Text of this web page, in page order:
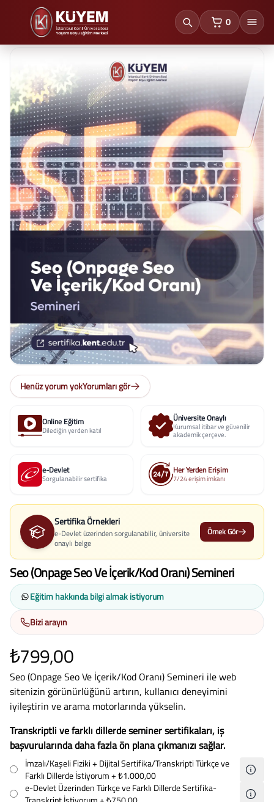
0
sepetteki
Henüz yorum yokYorumları gör
Online Eğitim
Dilediğin yerden katıl
Üniversite Onaylı
Kurumsal itibar ve güvenilir
akademik çerçeve.
e-Devlet
Sorgulanabilir sertifika
Her Yerden Erişim
7/24 erişim imkanı
Sertifika Örnekleri
e-Devlet üzerinden sorgulanabilir, üniversite
onaylı belge
Örnek Gör
Seo (Onpage Seo Ve İçerik/Kod Oranı) Semineri
Eğitim hakkında bilgi almak istiyorum
Bizi arayın
₺799,00
Seo (Onpage Seo Ve İçerik/Kod Oranı) Semineri ile web
sitenizin görünürlüğünü artırın, kullanıcı deneyimini
iyileştirin ve arama motorlarında yükselin.
Transkriptli ve farklı dillerde seminer sertifikaları, iş
başvurularında daha fazla ön plana çıkmanızı sağlar.
İmzalı/Kaşeli Fiziki + Dijital Sertifika/Transkripti Türkçe ve
Farklı Dillerde İstiyorum+ ₺1.000,00
e-Devlet Üzerinden Türkçe ve Farklı Dillerde Sertifika-